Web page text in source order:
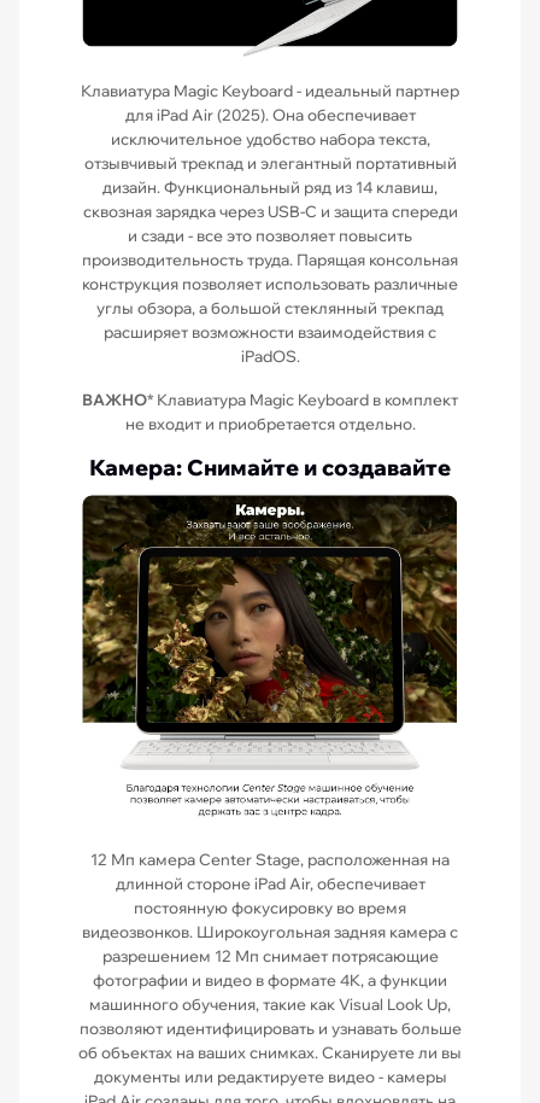
Клавиатура Magic Keyboard - идеальный партнер
для iPad Air (2025). Она обеспечивает
исключительное удобство набора текста,
отзывчивый трекпад и элегантный портативный
дизайн. Функциональный ряд из 14 клавиш,
сквозная зарядка через USB-C и защита спереди
и сзади - все это позволяет повысить
производительность труда. Парящая консольная
конструкция позволяет использовать различные
углы обзора, а большой стеклянный трекпад
расширяет возможности взаимодействия с
iPadOS.
ВАЖНО* Клавиатура Magic Keyboard в комплект
не входит и приобретается отдельно.
Камера: Снимайте и создавайте
12 Мп камера Center Stage, расположенная на
длинной стороне iPad Air, обеспечивает
постоянную фокусировку во время
видеозвонков. Широкоугольная задняя камера с
разрешением 12 Мп снимает потрясающие
фотографии и видео в формате 4K, а функции
машинного обучения, такие как Visual Look Up,
позволяют идентифицировать и узнавать больше
об объектах на ваших снимках. Сканируете ли вы
документы или редактируете видео - камеры